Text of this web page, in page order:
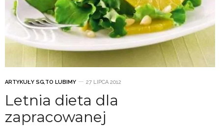
ARTYKUŁY SG,TO LUBIMY 27 LIPCA 2012
Letnia dieta dla
zapracowanej